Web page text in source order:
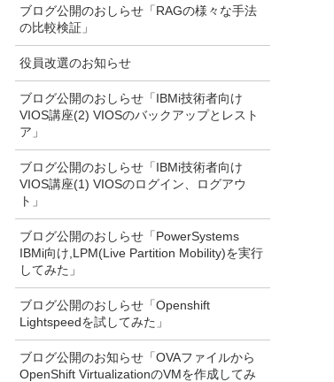
ブログ公開のおしらせ「RAGの様々な手法
の比較検証」
役員改選のお知らせ
ブログ公開のおしらせ「IBMi技術者向け
VIOS講座(2) VIOSのバックアップとレスト
ア」
ブログ公開のおしらせ「IBMi技術者向け
VIOS講座(1) VIOSのログイン、ログアウ
ト」
ブログ公開のおしらせ「PowerSystems
IBMi向け,LPM(Live Partition Mobility)を実行
してみた」
ブログ公開のおしらせ「Openshift
Lightspeedを試してみた」
ブログ公開のお知らせ「OVAファイルから
OpenShift VirtualizationのVMを作成してみ